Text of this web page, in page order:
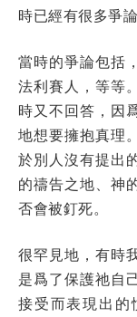
時已經有很多爭
當時的爭論包括
法利賽人，等等
時又不回答，因
地想要擁抱真理
於別人沒有提出
的禱告之地、神
否會被釘死。
很罕見地，有時
是爲了保護祂自
接受而表現出的